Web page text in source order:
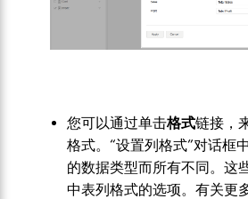
您可以通过单击格式链接，
格式。“设置列格式”对话框
的数据类型而所有不同。这
中表列格式的选项。有关更